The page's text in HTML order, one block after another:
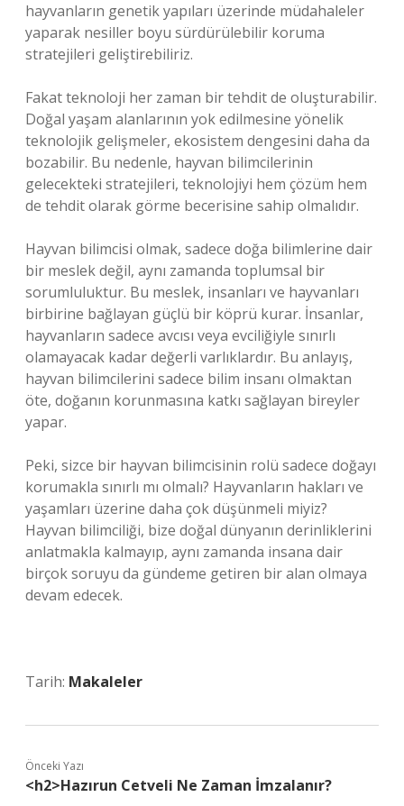
hayvanların genetik yapıları üzerinde müdahaleler
yaparak nesiller boyu sürdürülebilir koruma
stratejileri geliştirebiliriz.
Fakat teknoloji her zaman bir tehdit de oluşturabilir.
Doğal yaşam alanlarının yok edilmesine yönelik
teknolojik gelişmeler, ekosistem dengesini daha da
bozabilir. Bu nedenle, hayvan bilimcilerinin
gelecekteki stratejileri, teknolojiyi hem çözüm hem
de tehdit olarak görme becerisine sahip olmalıdır.
Hayvan bilimcisi olmak, sadece doğa bilimlerine dair
bir meslek değil, aynı zamanda toplumsal bir
sorumluluktur. Bu meslek, insanları ve hayvanları
birbirine bağlayan güçlü bir köprü kurar. İnsanlar,
hayvanların sadece avcısı veya evciliğiyle sınırlı
olamayacak kadar değerli varlıklardır. Bu anlayış,
hayvan bilimcilerini sadece bilim insanı olmaktan
öte, doğanın korunmasına katkı sağlayan bireyler
yapar.
Peki, sizce bir hayvan bilimcisinin rolü sadece doğayı
korumakla sınırlı mı olmalı? Hayvanların hakları ve
yaşamları üzerine daha çok düşünmeli miyiz?
Hayvan bilimciliği, bize doğal dünyanın derinliklerini
anlatmakla kalmayıp, aynı zamanda insana dair
birçok soruyu da gündeme getiren bir alan olmaya
devam edecek.
Tarih: Makaleler
Önceki Yazı
<h2>Hazırun Cetveli Ne Zaman İmzalanır?